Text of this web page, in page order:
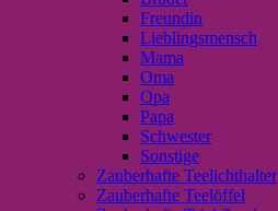
Freundin
Lieblingsmensch
Mama
Oma
Opa
Papa
Schwester
Sonstige
Zauberhafte Teelichthalter
Zauberhafte Teelöffel